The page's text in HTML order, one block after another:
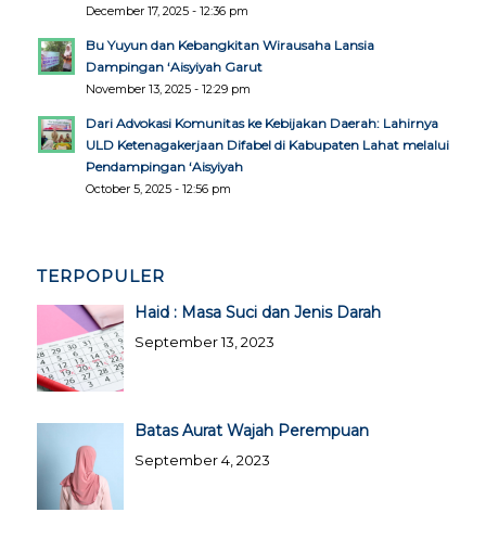
December 17, 2025 - 12:36 pm
Bu Yuyun dan Kebangkitan Wirausaha Lansia
Dampingan ‘Aisyiyah Garut
November 13, 2025 - 12:29 pm
Dari Advokasi Komunitas ke Kebijakan Daerah: Lahirnya
ULD Ketenagakerjaan Difabel di Kabupaten Lahat melalui
Pendampingan ‘Aisyiyah
October 5, 2025 - 12:56 pm
TERPOPULER
Haid : Masa Suci dan Jenis Darah
September 13, 2023
Batas Aurat Wajah Perempuan
September 4, 2023